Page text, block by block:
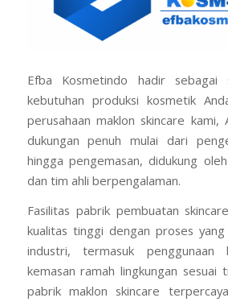
Efba Kosmetindo hadir sebagai
kebutuhan produksi kosmetik
perusahaan maklon skincare kami,
dukungan penuh mulai dari
hingga pengemasan, didukung
dan tim ahli berpengalaman.
Fasilitas pabrik pembuatan
kualitas tinggi dengan proses
industri, termasuk penggunaan
kemasan ramah lingkungan sesuai
pabrik maklon skincare